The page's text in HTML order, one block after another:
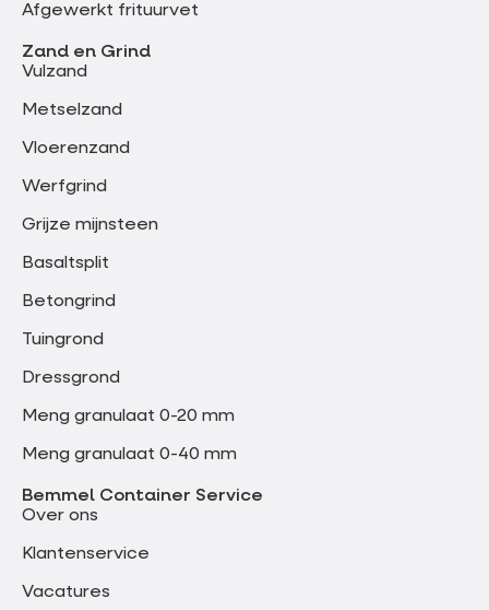
Afgewerkt frituurvet
Zand en Grind
Vulzand
Metselzand
Vloerenzand
Werfgrind
Grijze mijnsteen
Basaltsplit
Betongrind
Tuingrond
Dressgrond
Meng granulaat 0-20 mm
Meng granulaat 0-40 mm
Bemmel Container Service
Over ons
Klantenservice
Vacatures